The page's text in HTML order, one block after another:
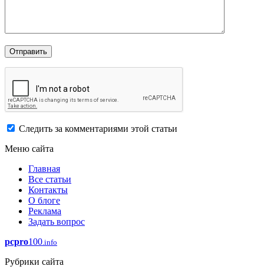
Следить за комментариями этой статьи
Меню сайта
Главная
Все статьи
Контакты
О блоге
Реклама
Задать вопрос
pcpro100.info
Рубрики сайта